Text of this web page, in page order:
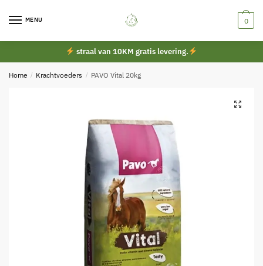
MENU 0
straal van 10KM gratis levering.
Home / Krachtvoeders / PAVO Vital 20kg